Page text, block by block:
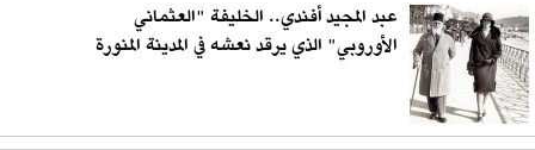
عبد المجيد أفندي.. الخليفة "العثماني
الأوروبي" الذي يرقد نعشه في المدينة المنورة